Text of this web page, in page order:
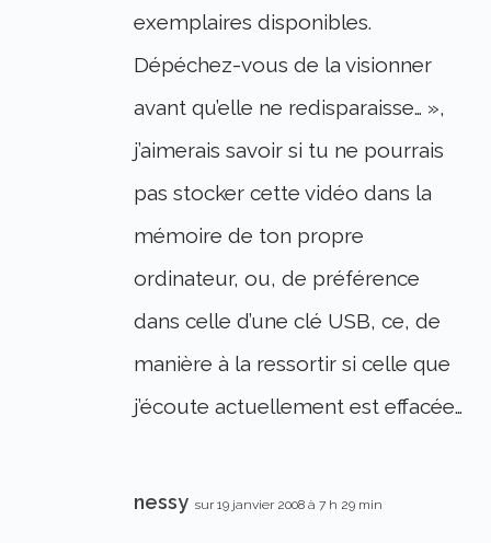
exemplaires disponibles.
Dépéchez-vous de la visionner
avant qu’elle ne redisparaisse… »,
j’aimerais savoir si tu ne pourrais
pas stocker cette vidéo dans la
mémoire de ton propre
ordinateur, ou, de préférence
dans celle d’une clé USB, ce, de
manière à la ressortir si celle que
j’écoute actuellement est effacée…
nessy sur 19 janvier 2008 à 7 h 29 min